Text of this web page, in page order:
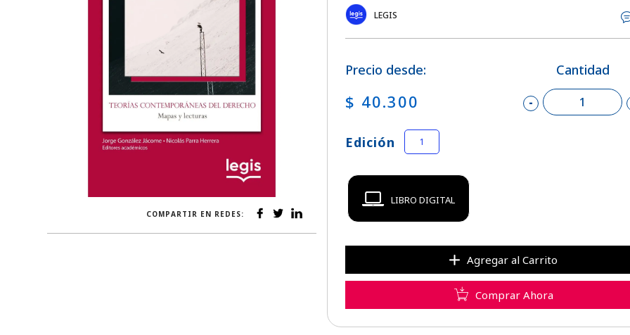
COMPARTIR EN REDES:
LEGIS
Precio desde:
$ 40.300
Cantidad
-
Edición 1
LIBRO DIGITAL
Agregar al Carrito
Comprar Ahora